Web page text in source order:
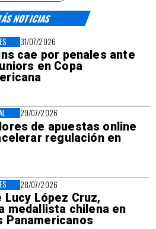
NOTICIAS
31/07/2026
cae por penales ante
en Copa
29/07/2026
de apuestas online
regulación en
28/07/2026
Lucy López Cruz,
medallista chilena en
Panamericanos